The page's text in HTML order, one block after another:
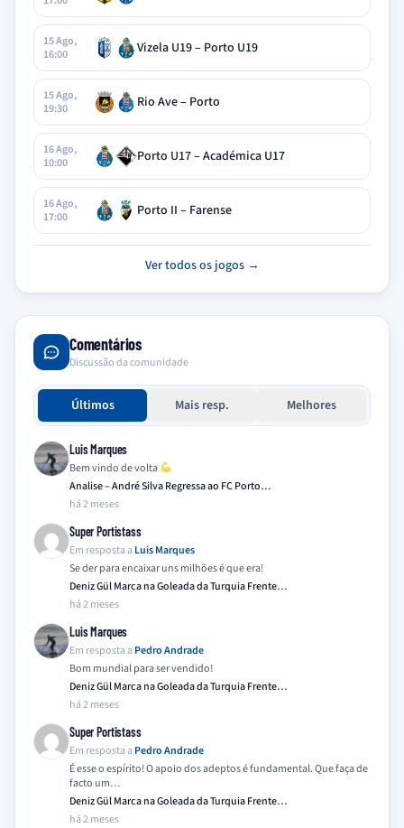
15 Ago,
16:00
Vizela U19 – Porto U19
15 Ago,
19:30
Rio Ave – Porto
16 Ago,
10:00
Porto U17 – Académica U17
16 Ago,
17:00
Porto II – Farense
Ver todos os jogos →
Comentários
Discussão da comunidade
Últimos Mais resp. Melhores
Luis Marques
Bem vindo de volta
Analise – André Silva Regressa ao FC Porto…
há 2 meses
Super Portistass
Em resposta a Luis Marques
Se der para encaixar uns milhões é que era!
Deniz Gül Marca na Goleada da Turquia Frente…
há 2 meses
Luis Marques
Em resposta a Pedro Andrade
Bom mundial para ser vendido!
Deniz Gül Marca na Goleada da Turquia Frente…
há 2 meses
Super Portistass
Em resposta a Pedro Andrade
É esse o espírito! O apoio dos adeptos é fundamental. Que faça de
facto um…
Deniz Gül Marca na Goleada da Turquia Frente…
há 2 meses